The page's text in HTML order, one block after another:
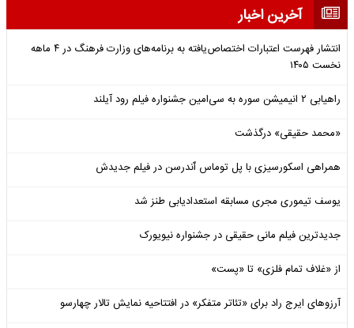
آخرین اخبار
انتشار فهرست اعتبارات اختصاص‌یافته به برنامه‌های وزارت فرهنگ در ۴ ماهه
نخست ۱۴۰۵
راهیابی ۲ انیمیشن سوره به سی‌امین جشنواره فیلم رود آیلند
«محمد حقیقی» درگذشت
همراهی اسکورسیزی با پل توماس ٱندرسن در فیلم جدیدش
یوسف تیموری مجری مسابقه استعدادیابی طنز شد
جدیدترین فیلم مانی حقیقی در جشنواره نیویورک
از «غلاف تمام فلزی» تا «پست»
آرزوهای ایرج راد برای «تئاتر متفکر» در افتتاحیه نمایش تالار چهارسو